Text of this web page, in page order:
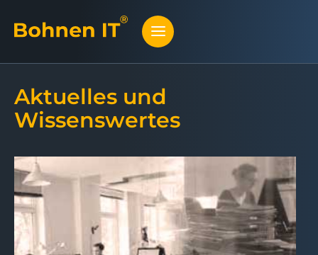
Aktuelles und
Wissenswertes